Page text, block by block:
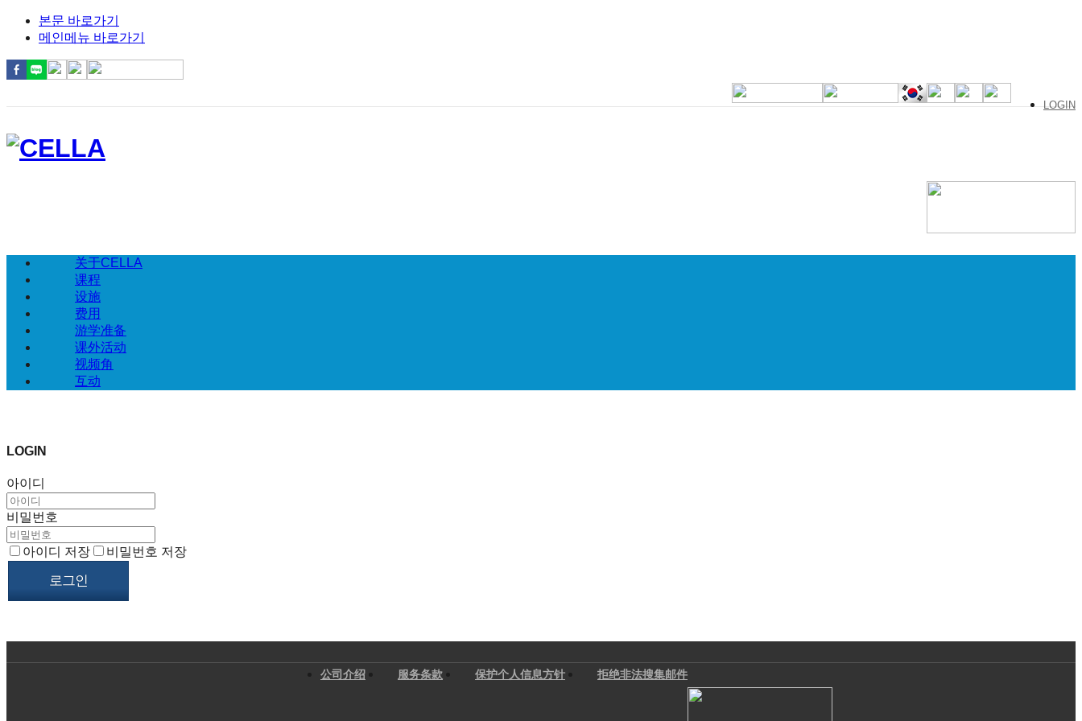
본문 바로가기
메인메뉴 바로가기
LOGIN
关于CELLA
课程
设施
费用
游学准备
课外活动
视频角
互动
LOGIN
아이디
비밀번호
아이디 저장 비밀번호 저장
公司介绍 服务条款 保护个人信息方针 拒绝非法搜集邮件